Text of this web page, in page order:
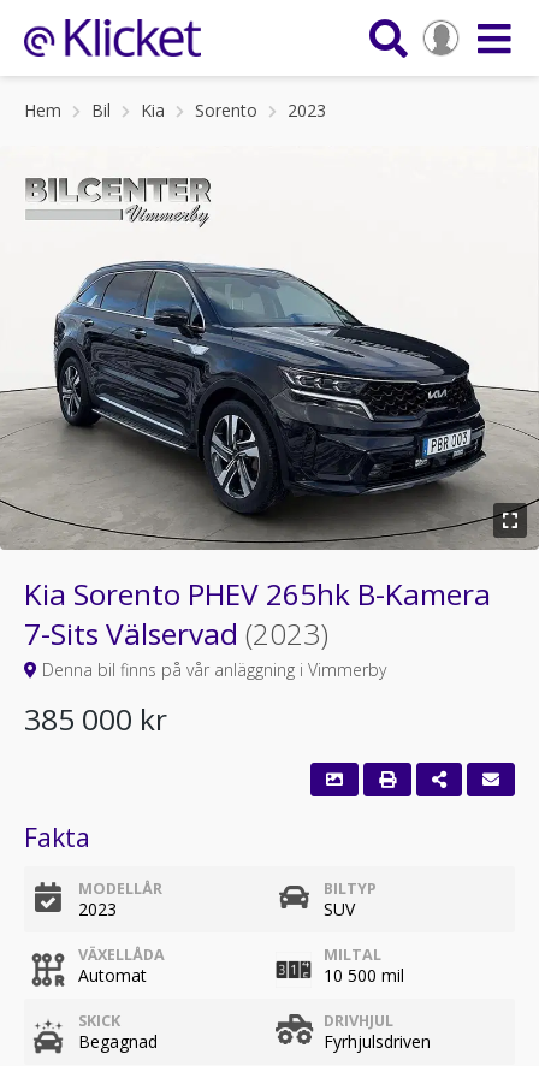
Hem Bil Kia Sorento 2023
Kia Sorento PHEV 265hk B-Kamera
7-Sits Välservad (2023)
Denna bil finns på vår anläggning i Vimmerby
385 000 kr
Fakta
MODELLÅR
2023
BILTYP
SUV
VÄXELLÅDA
Automat
MILTAL
10 500 mil
SKICK
Begagnad
DRIVHJUL
Fyrhjulsdriven